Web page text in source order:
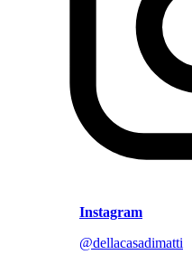
Instagram
@dellacasadimatti